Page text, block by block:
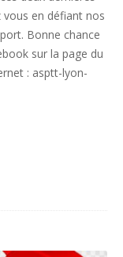
vous en défiant nos
Bonne chance
sur la page du
: asptt-lyon-